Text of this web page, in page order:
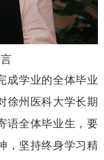
成学业的全体毕业
徐州医科大学长期
语全体毕业生，要
，坚持终身学习精